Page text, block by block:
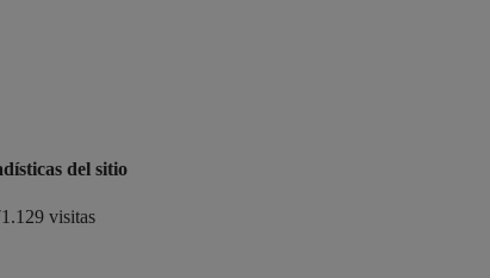
del sitio
visitas